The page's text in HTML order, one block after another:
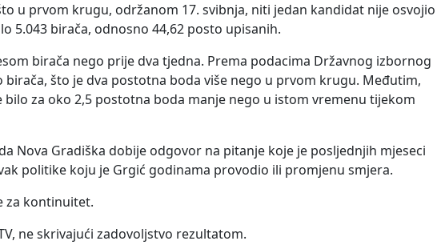
u prvom krugu, održanom 17. svibnja, niti jedan kandidat nije osvojio
5.043 birača, odnosno 44,62 posto upisanih.
birača nego prije dva tjedna. Prema podacima Državnog izbornog
birača, što je dva postotna boda više nego u prvom krugu. Međutim,
bilo za oko 2,5 postotna boda manje nego u istom vremenu tijekom
Nova Gradiška dobije odgovor na pitanje koje je posljednjih mjeseci
politike koju je Grgić godinama provodio ili promjenu smjera.
za kontinuitet.
ne skrivajući zadovoljstvo rezultatom.